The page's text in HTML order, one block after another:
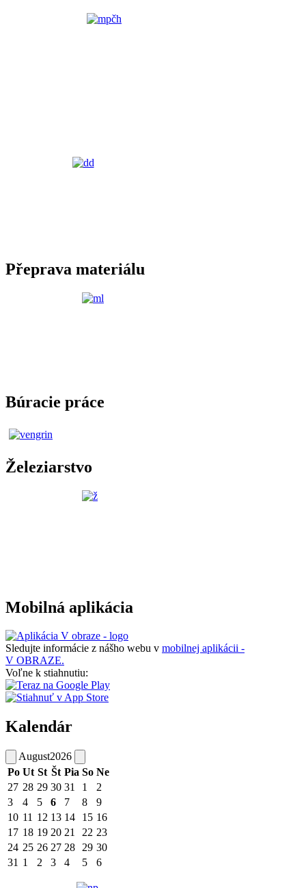
Přeprava materiálu
Búracie práce
Železiarstvo
Mobilná aplikácia
Sledujte informácie z nášho webu v mobilnej aplikácii -
V OBRAZE.
Voľne k stiahnutiu:
Kalendár
August2026
Po Ut St Št Pia So Ne
27 28 29 30 31 1
2
3
4 5 6 7 8
9
10 11 12 13 14 15 16
17 18 19 20 21 22 23
24 25 26 27 28 29 30
31 1 2 3 4 5 6